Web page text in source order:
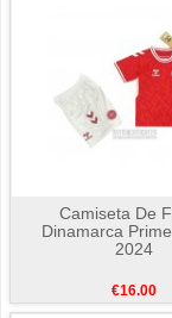
Camiseta De
Dinamarca
2024
€16.00